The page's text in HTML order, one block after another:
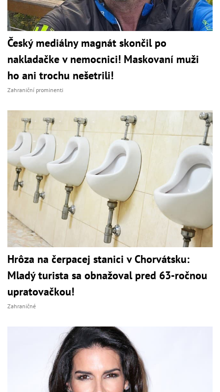
Český mediálny magnát skončil po
nakladačke v nemocnici! Maskovaní muži
ho ani trochu nešetrili!
Zahraniční prominenti
Hrôza na čerpacej stanici v Chorvátsku:
Mladý turista sa obnažoval pred 63-ročnou
upratovačkou!
Zahraničné